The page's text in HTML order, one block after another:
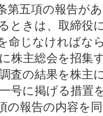
第五項の報告が
ときは、取締役
命じなければな
株主総会を招集
の結果を株主
号に掲げる措置
の報告の内容を